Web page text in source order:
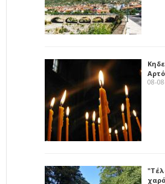
08-